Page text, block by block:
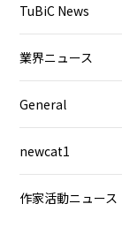
TuBiC News
業界ニュース
General
newcat1
作家活動ニュース